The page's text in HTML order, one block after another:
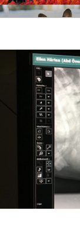
Hoppa
till